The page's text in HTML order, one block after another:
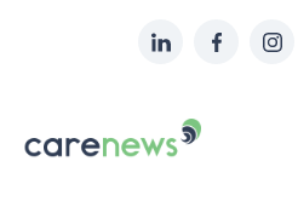
sur:
LinkedInFacebook
Carenews,
Le